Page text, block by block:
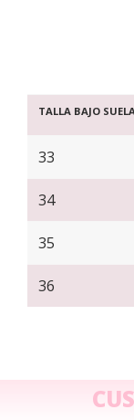
TALLA BAJO
33
34
35
36